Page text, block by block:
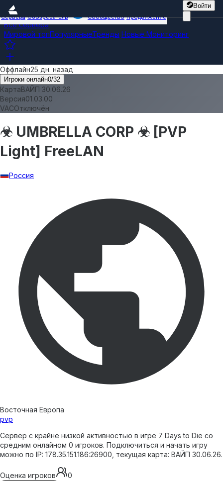
Войти
Сервера Обозреватель Сообщество Продвижение
Все сервера
Мировой топПопулярныеТренды Новые Мониторинг
☣ UMBRELLA CORP ☣ [PVP
Light] FreeLAN
Россия
Восточная Европа
pvp
Сервер с крайне низкой активностью в игре 7 Days to Die со
средним онлайном 0 игроков. Подключиться и начать игру
можно по IP: 178.35.151.186:26900, текущая карта: ВАЙП 30.06.26.
Оценка игроков 0
Оффлайн25 дн. назад
Игроки онлайн0/32
КартаВАЙП 30.06.26
Версия01.03.00
VACОтключён